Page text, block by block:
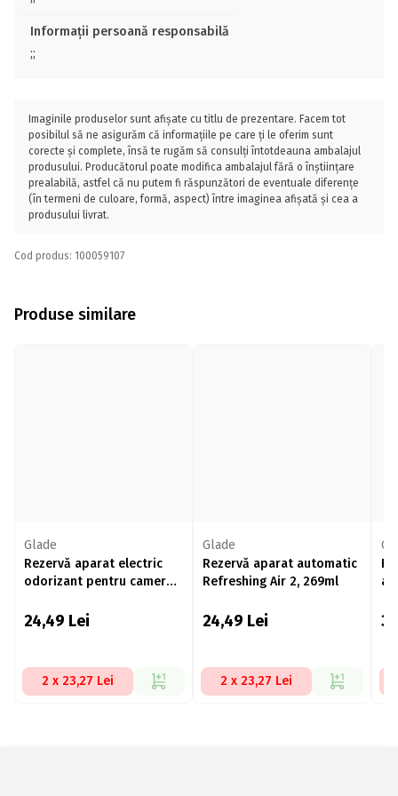
Informații persoană responsabilă
;;
Imaginile produselor sunt afișate cu titlu de prezentare. Facem tot
posibilul să ne asigurăm că informațiile pe care ți le oferim sunt
corecte și complete, însă te rugăm să consulți întotdeauna ambalajul
produsului. Producătorul poate modifica ambalajul fără o înștiințare
prealabilă, astfel că nu putem fi răspunzători de eventuale diferențe
(în termeni de culoare, formă, aspect) între imaginea afișată și cea a
produsului livrat.
Cod produs: 100059107
Produse similare
Glade
Rezervă aparat electric
odorizant pentru cameră
24,49 Lei
2 x 23,27 Lei
Glade
Rezervă aparat automatic
Refreshing Air 2, 269ml
24,49 Lei
2 x 23,27 Lei